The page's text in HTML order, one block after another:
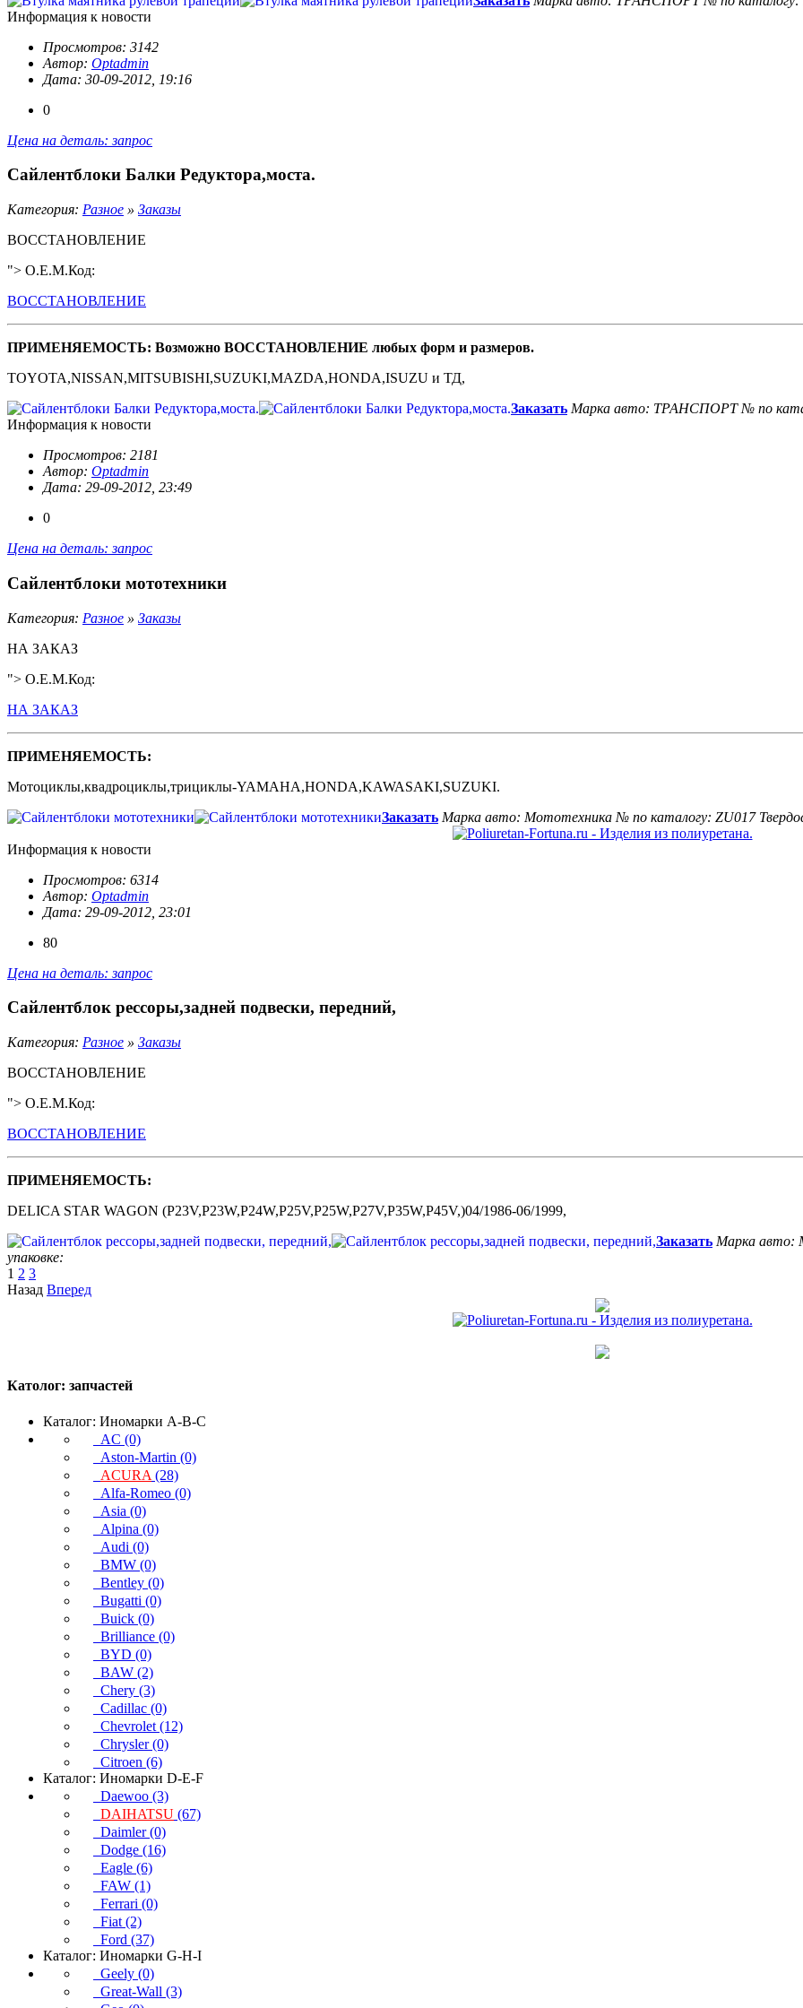
Информация к новости
Просмотров: 3142
Автор: Optadmin
Дата: 30-09-2012, 19:16
0
Цена на деталь: запрос
Сайлентблоки Балки Редуктора,моста.
Категория: Разное » Заказы
ВОССТАНОВЛЕНИЕ
"> O.E.M.Код:
ВОССТАНОВЛЕНИЕ
ПРИМЕНЯЕМОСТЬ: Возможно ВОССТАНОВЛЕНИЕ любых форм и размеров.
TOYOTA,NISSAN,MITSUBISHI,SUZUKI,MAZDA,HONDA,ISUZU и ТД,
Заказать Марка авто: ТРАНСПОРТ № по
Информация к новости
Просмотров: 2181
Автор: Optadmin
Дата: 29-09-2012, 23:49
0
Цена на деталь: запрос
Сайлентблоки мототехники
Категория: Разное » Заказы
НА ЗАКАЗ
"> O.E.M.Код:
НА ЗАКАЗ
ПРИМЕНЯЕМОСТЬ:
Мотоциклы,квадроциклы,трициклы-YAMAHA,HONDA,KAWASAKI,SUZUKI.
Заказать Марка авто: Мототехника № по каталогу: ZU017
Информация к новости
Просмотров: 6314
Автор: Optadmin
Дата: 29-09-2012, 23:01
80
Цена на деталь: запрос
Сайлентблок рессоры,задней подвески, передний,
Категория: Разное » Заказы
ВОССТАНОВЛЕНИЕ
"> O.E.M.Код:
ВОССТАНОВЛЕНИЕ
ПРИМЕНЯЕМОСТЬ:
DELICA STAR WAGON (P23V,P23W,P24W,P25V,P25W,P27V,P35W,P45V,)04/1986-06/1999,
Заказать Марка авто:
упаковке:
1 2 3
Назад Вперед
Католог: запчастей
Каталог: Иномарки A-B-C
AC (0)
Aston-Martin (0)
ACURA (28)
Alfa-Romeo (0)
Asia (0)
Alpina (0)
Audi (0)
BMW (0)
Bentley (0)
Bugatti (0)
Buick (0)
Brilliance (0)
BYD (0)
BAW (2)
Chery (3)
Cadillac (0)
Chevrolet (12)
Chrysler (0)
Citroen (6)
Каталог: Иномарки D-E-F
Daewoo (3)
DAIHATSU (67)
Daimler (0)
Dodge (16)
Eagle (6)
FAW (1)
Ferrari (0)
Fiat (2)
Ford (37)
Каталог: Иномарки G-H-I
Geely (0)
Great-Wall (3)